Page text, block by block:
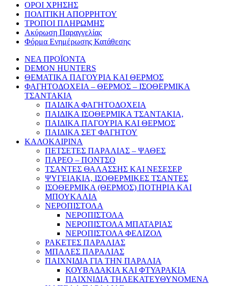
ΟΡΟΙ ΧΡΗΣΗΣ
ΠΟΛΙΤΙΚΗ ΑΠΟΡΡΗΤΟΥ
ΤΡΟΠΟΙ ΠΛΗΡΩΜΗΣ
Ακύρωση Παραγγελίας
Φόρμα Ενημέρωσης Κατάθεσης
ΝΕΑ ΠΡΟΪΟΝΤΑ
DEMON HUNTERS
ΘΕΜΑΤΙΚΑ ΠΑΓΟΥΡΙΑ ΚΑΙ ΘΕΡΜΟΣ
ΦΑΓΗΤΟΔΟΧΕΙΑ – ΘΕΡΜΟΣ – ΙΣΟΘΕΡΜΙΚΑ
ΤΣΑΝΤΑΚΙΑ
ΠΑΙΔΙΚΑ ΦΑΓΗΤΟΔΟΧΕΙΑ
ΠΑΙΔΙΚΑ ΙΣΟΘΕΡΜΙΚΑ ΤΣΑΝΤΑΚΙΑ,
ΠΑΙΔΙΚΑ ΠΑΓΟΥΡΙΑ ΚΑΙ ΘΕΡΜΟΣ
ΠΑΙΔΙΚΑ ΣΕΤ ΦΑΓΗΤΟΥ
ΚΑΛΟΚΑΙΡΙΝΑ
ΠΕΤΣΕΤΕΣ ΠΑΡΑΛΙΑΣ – ΨΑΘΕΣ
ΠΑΡΕΟ – ΠΟΝΤΣΟ
ΤΣΑΝΤΕΣ ΘΑΛΑΣΣΗΣ ΚΑΙ ΝΕΣΕΣΕΡ
ΨΥΓΕΙΑΚΙΑ, ΙΣΟΘΕΡΜΙΚΕΣ ΤΣΑΝΤΕΣ
ΙΣΟΘΕΡΜΙΚΑ (ΘΕΡΜΟΣ) ΠΟΤΗΡΙΑ ΚΑΙ
ΜΠΟΥΚΑΛΙΑ
ΝΕΡΟΠΙΣΤΟΛΑ
ΝΕΡΟΠΙΣΤΟΛΑ
ΝΕΡΟΠΙΣΤΟΛΑ ΜΠΑΤΑΡΙΑΣ
ΝΕΡΟΠΙΣΤΟΛΑ ΦΕΛΙΖΟΛ
ΡΑΚΕΤΕΣ ΠΑΡΑΛΙΑΣ
ΜΠΑΛΕΣ ΠΑΡΑΛΙΑΣ
ΠΑΙΧΝΙΔΙΑ ΓΙΑ ΤΗΝ ΠΑΡΑΛΙΑ
ΚΟΥΒΑΔΑΚΙΑ ΚΑΙ ΦΤΥΑΡΑΚΙΑ
ΠΑΙΧΝΙΔΙΑ ΤΗΛΕΚΑΤΕΥΘΥΝΟΜΕΝΑ